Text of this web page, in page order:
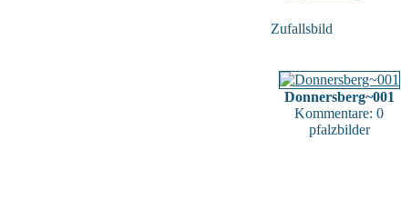
Zufallsbild
Donnersberg~001
Kommentare: 0
pfalzbilder